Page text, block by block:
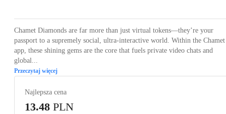
Chamet Diamonds are far more than just virtual tokens—they’re your
passport to a supremely social, ultra‑interactive world. Within the Chamet
app, these shining gems are the core that fuels private video chats and
global...
Przeczytaj więcej
Najlepsza cena
13.48 PLN